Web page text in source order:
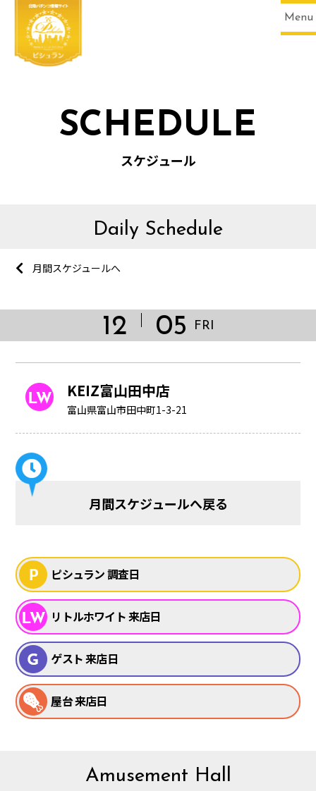
Menu
SCHEDULE
スケジュール
Daily Schedule
月間スケジュールへ
12 05 FRI
KEIZ富山田中店
富山県富山市田中町1-3-21
月間スケジュールへ戻る
ピシュラン 調査日
リトルホワイト 来店日
ゲスト 来店日
屋台 来店日
Amusement Hall